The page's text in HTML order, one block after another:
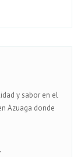
y sabor en el
Azuaga donde